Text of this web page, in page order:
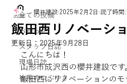
全ての投稿
お知らせ
スタッフ日誌
現場日誌
社長のつぶやき
飯田西リノベーシ
櫻井建設 2025年2月2日 読了時間
更新日： 2025年9月28日
こんにちは！
山形市成沢西の櫻井建設です
飯田西にリノベーションの